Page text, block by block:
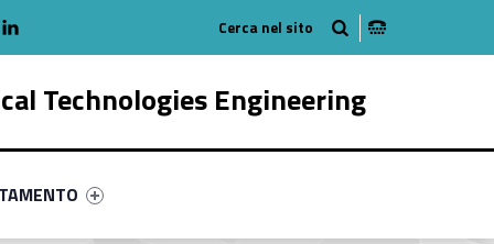
Technologies Engineering
25219-58
#link-menu-primary-84539-68
Radio